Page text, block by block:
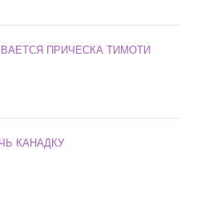
ПРИЧЕСКА ТИМОТИ
КАНАДКУ